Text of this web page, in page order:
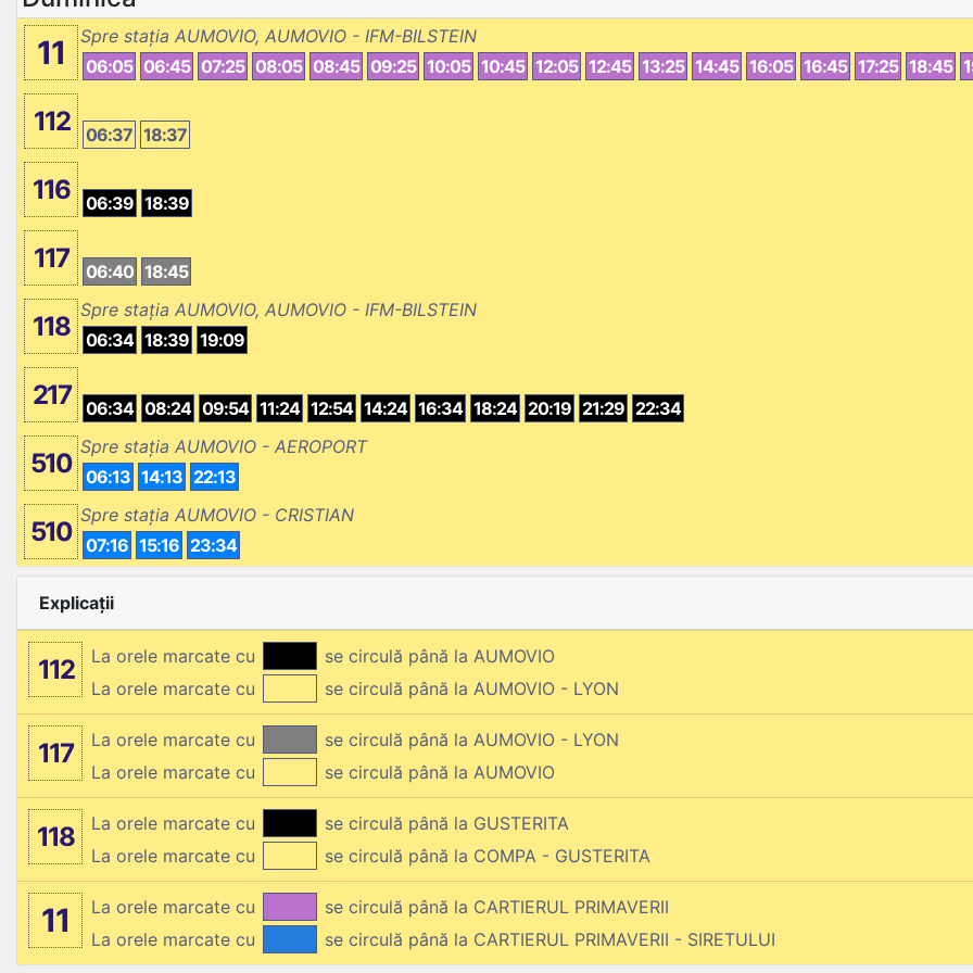
11
Spre stația AUMOVIO, AUMOVIO - IFM-BILSTEIN
06:05 06:45 07:25 08:05 08:45 09:25 10:05 10:45 12:05 12:45 13:25 14:45 16:05 16:45 17:25 18:45
112 06:37 18:37
116 06:39 18:39
117 06:40 18:45
118
Spre stația AUMOVIO, AUMOVIO - IFM-BILSTEIN
06:34 18:39 19:09
217 06:34 08:24 09:54 11:24 12:54 14:24 16:34 18:24 20:19 21:29 22:34
510
Spre stația AUMOVIO - AEROPORT
06:13 14:13 22:13
510
Spre stația AUMOVIO - CRISTIAN
07:16 15:16 23:34
Explicații
112 La orele marcate cu
se circulă până la AUMOVIO
La orele marcate cu
se circulă până la AUMOVIO - LYON
117 La orele marcate cu
se circulă până la AUMOVIO - LYON
La orele marcate cu
se circulă până la AUMOVIO
118 La orele marcate cu
se circulă până la GUSTERITA
La orele marcate cu
se circulă până la COMPA - GUSTERITA
11 La orele marcate cu
se circulă până la CARTIERUL PRIMAVERII
La orele marcate cu
se circulă până la CARTIERUL PRIMAVERII - SIRETULUI